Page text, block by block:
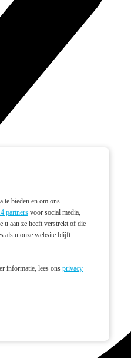
te bieden en om ons
partners voor social media,
u aan ze heeft verstrekt of die
als u onze website blijft
informatie, lees ons privacy